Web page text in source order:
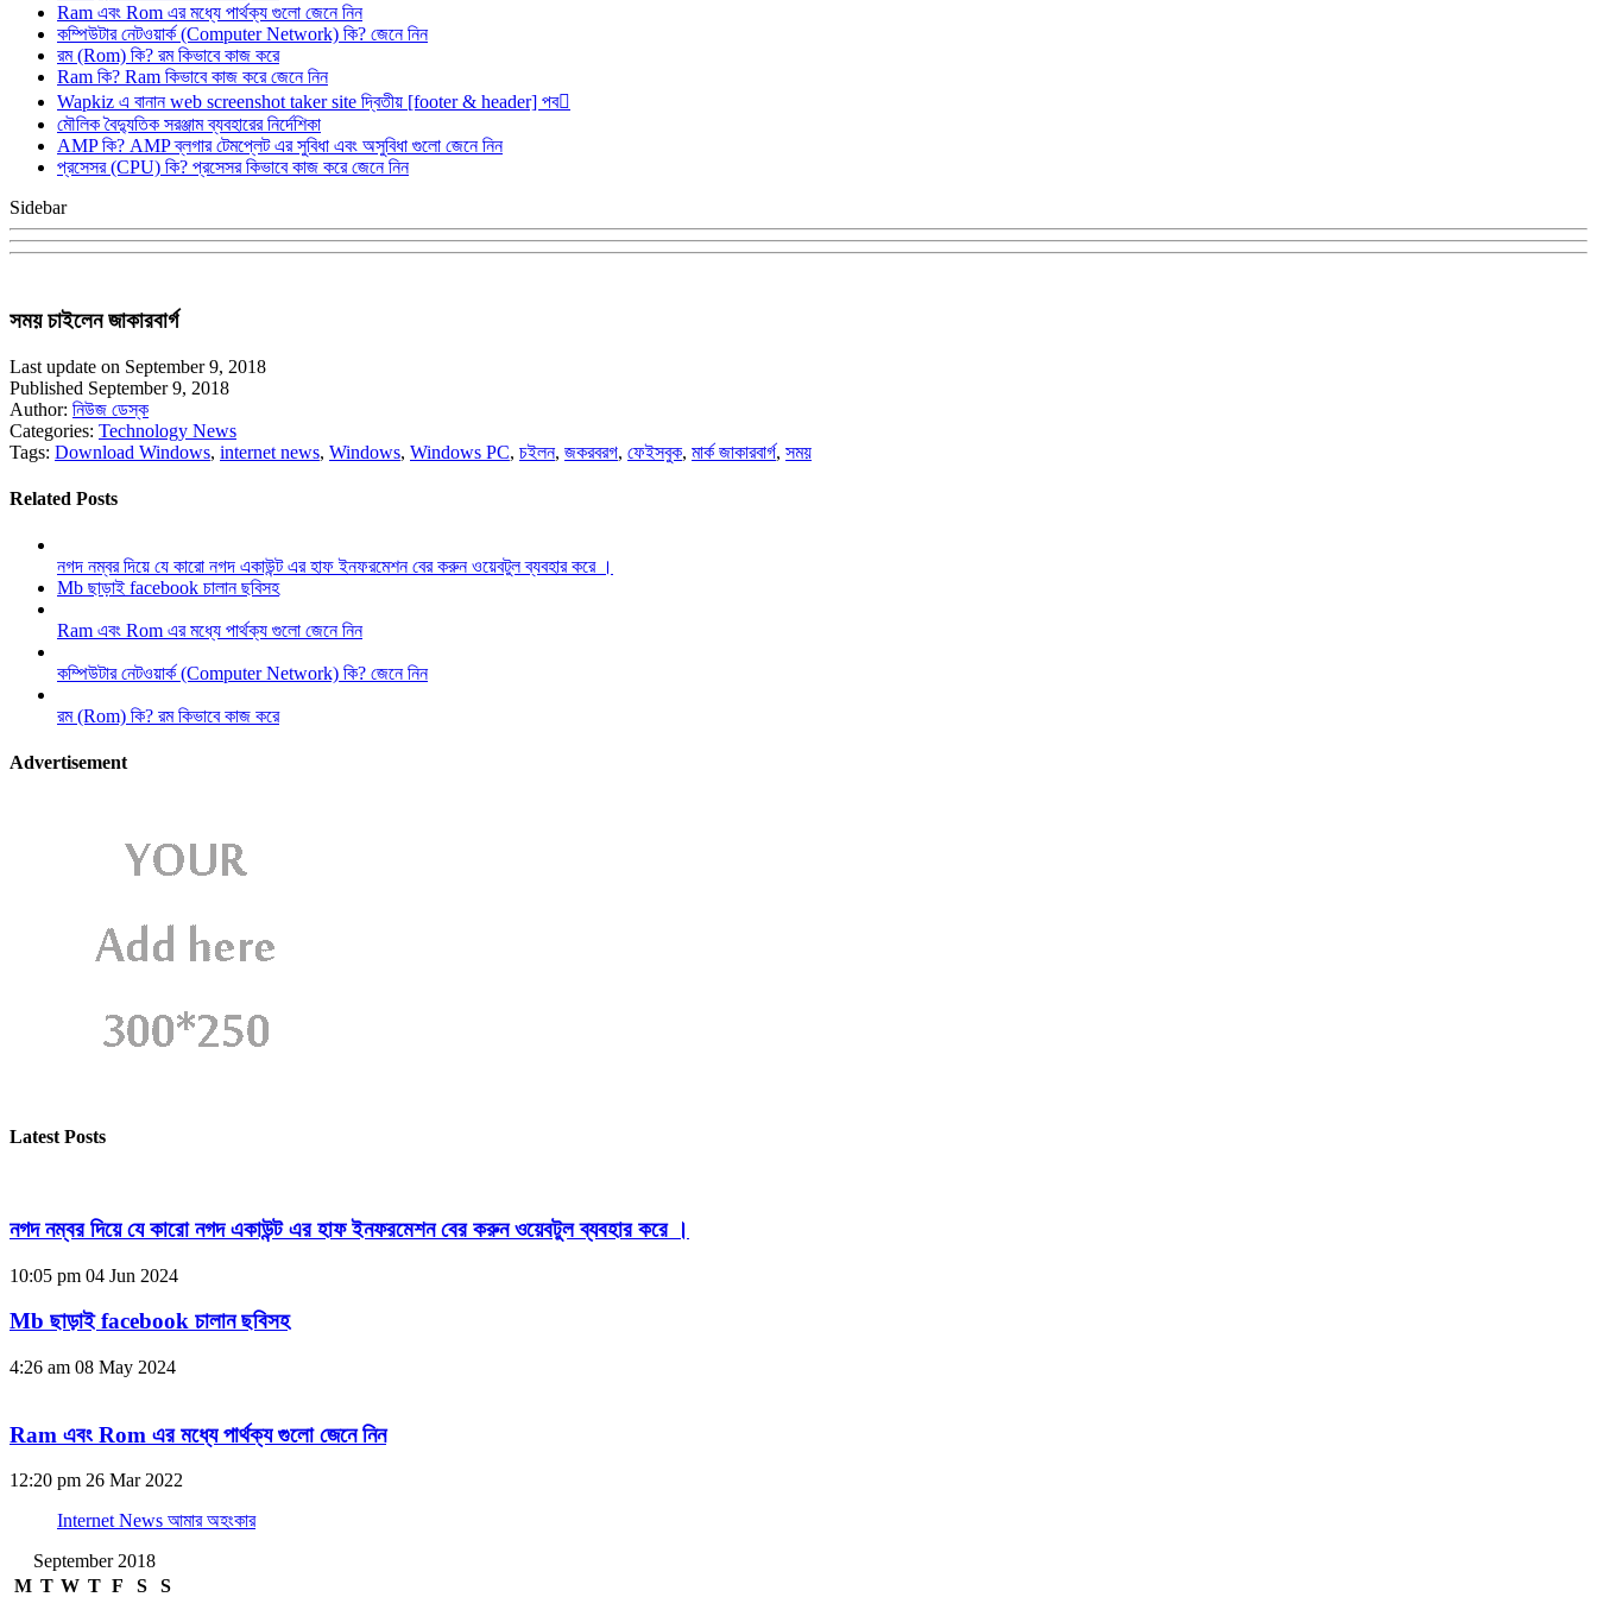
Ram এবং Rom এর মধ্যে পার্থক্য গুলো জেনে নিন
কম্পিউটার নেটওয়ার্ক (Computer Network) কি? জেনে নিন
রম (Rom) কি? রম কিভাবে কাজ করে
Ram কি? Ram কিভাবে কাজ করে জেনে নিন
Wapkiz এ বানান web screenshot taker site দ্বিতীয় [footer & header] পব
মৌলিক বৈদ্যুতিক সরঞ্জাম ব্যবহারের নির্দেশিকা
AMP কি? AMP ব্লগার টেমপ্লেট এর সুবিধা এবং অসুবিধা গুলো জেনে নিন
প্রসেসর (CPU) কি? প্রসেসর কিভাবে কাজ করে জেনে নিন
Sidebar
সময় চাইলেন জাকারবার্গ
Last update on September 9, 2018
Published September 9, 2018
Author: নিউজ ডেস্ক
Categories: Technology News
Tags: Download Windows, internet news, Windows, Windows PC, চইলন, জকরবরগ, ফেইসবুক, মার্ক জাকারবার্গ, সময়
Related Posts
নগদ নম্বর দিয়ে যে কারো নগদ একাউন্ট এর হাফ ইনফরমেশন বের করুন ওয়েবটুল ব্যবহার করে ।
Mb ছাড়াই facebook চালান ছবিসহ
Ram এবং Rom এর মধ্যে পার্থক্য গুলো জেনে নিন
কম্পিউটার নেটওয়ার্ক (Computer Network) কি? জেনে নিন
রম (Rom) কি? রম কিভাবে কাজ করে
Advertisement
Latest Posts
নগদ নম্বর দিয়ে যে কারো নগদ একাউন্ট এর হাফ ইনফরমেশন বের করুন ওয়েবটুল ব্যবহার করে ।
10:05 pm 04 Jun 2024
Mb ছাড়াই facebook চালান ছবিসহ
4:26 am 08 May 2024
Ram এবং Rom এর মধ্যে পার্থক্য গুলো জেনে নিন
12:20 pm 26 Mar 2022
Internet News আমার অহংকার
September 2018
M T W T F S S